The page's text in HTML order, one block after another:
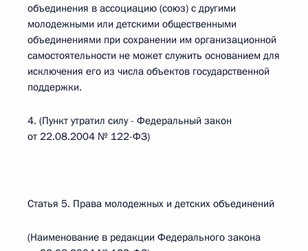
объединения в ассоциацию (союз) с другими
молодежными или детскими общественными
объединениями при сохранении им организационной
самостоятельности не может служить основанием для
исключения его из числа объектов государственной
поддержки.
4. (Пункт утратил силу - Федеральный закон
от 22.08.2004 № 122-ФЗ)
Статья 5. Права молодежных и детских объединений
(Наименование в редакции Федерального закона